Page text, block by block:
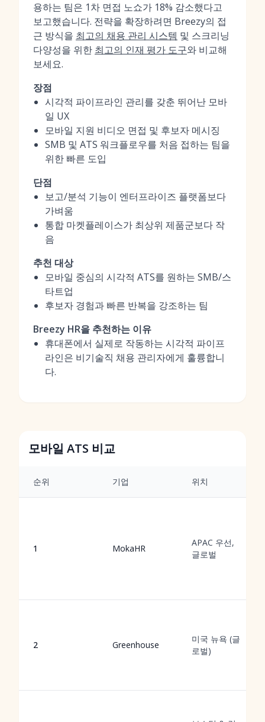
용하는 팀은 1차 면접 노쇼가 18% 감소했다고
보고했습니다. 전략을 확장하려면 Breezy의 접
근 방식을 최고의 채용 관리 시스템 및 스크리닝
다양성을 위한 최고의 인재 평가 도구와 비교해
보세요.
장점
시각적 파이프라인 관리를 갖춘 뛰어난 모바
일 UX
모바일 지원 비디오 면접 및 후보자 메시징
SMB 및 ATS 워크플로우를 처음 접하는 팀을
위한 빠른 도입
단점
보고/분석 기능이 엔터프라이즈 플랫폼보다
가벼움
통합 마켓플레이스가 최상위 제품군보다 작
음
추천 대상
모바일 중심의 시각적 ATS를 원하는 SMB/스
타트업
후보자 경험과 빠른 반복을 강조하는 팀
Breezy HR을 추천하는 이유
휴대폰에서 실제로 작동하는 시각적 파이프
라인은 비기술직 채용 관리자에게 훌륭합니
다.
모바일 ATS 비교
순위 기업 위치
1 MokaHR
APAC 우선,
글로벌
2 Greenhouse
미국 뉴욕 (글
로벌)